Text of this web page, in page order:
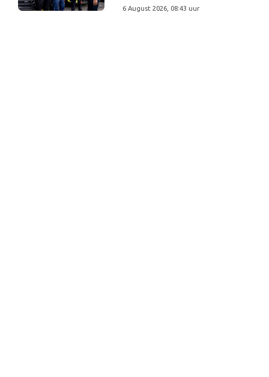
6 August 2026, 08:43 uur